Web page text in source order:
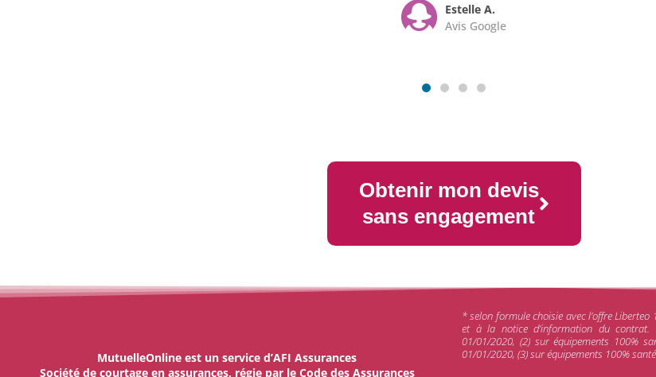
Estelle A.
Avis Google
Obtenir mon devis
sans engagement
MutuelleOnline est un service d’AFI Assurances
Société de courtage en assurances, régie par le Code des Assurances
* selon formule choisie avec l’offre
et à la notice d’information du
01/01/2020, (2) sur équipements 100%
01/01/2020, (3) sur équipements 100%